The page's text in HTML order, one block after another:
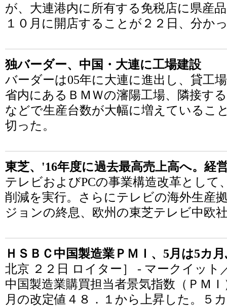
が、大連港内に所有する免税店に県産
１０月に開店することが２２日、分か
独バーダー、中国・大連に工場建設
バーダーは05年に大連に進出し、貸工
省内にあるＢＭＷの瀋陽工場、隣接す
などで生産台数が大幅に増えているこ
切った。
東芝、'16年度に過去最高売上高へ。経
テレビおよびPCの事業構造改革として
削減を実行。さらにテレビの海外生産
ジョンの終息、欧州の東芝テレビ中欧
ＨＳＢＣ中国製造業ＰＭＩ、5月は5カ
北京 ２２日 ロイター］ - マークイット
中国製造業購買担当者景気指数（ＰＭ
月の改定値４８．１から上昇した。５